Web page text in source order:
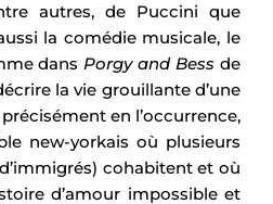
autres, de Puccini que
la comédie musicale, le
dansPorgy and Bess de
la vie grouillante d’une
en l’occurrence,
new-yorkais où plusieurs
cohabitent et où
d’amour impossible et